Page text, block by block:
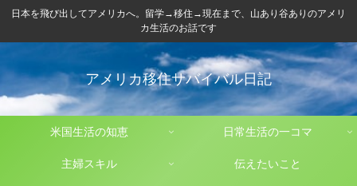
日本を飛び出してアメリカへ。留学→移住→現在まで、山あり谷ありのアメリ
カ生活のお話です
アメリカ移住サバイバル日記
米国生活の知恵 日常生活の一コマ
主婦スキル 伝えたいこと